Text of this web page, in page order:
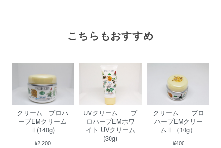
こちらもおすすめ
クリーム プロハ
ーブEMクリーム
Ⅱ(140g)
¥2,200
UVクリーム プ
ロハーブEMホワ
イト UVクリーム
(30g)
クリーム プロ
ハーブEMクリー
ムⅡ（10g）
¥400